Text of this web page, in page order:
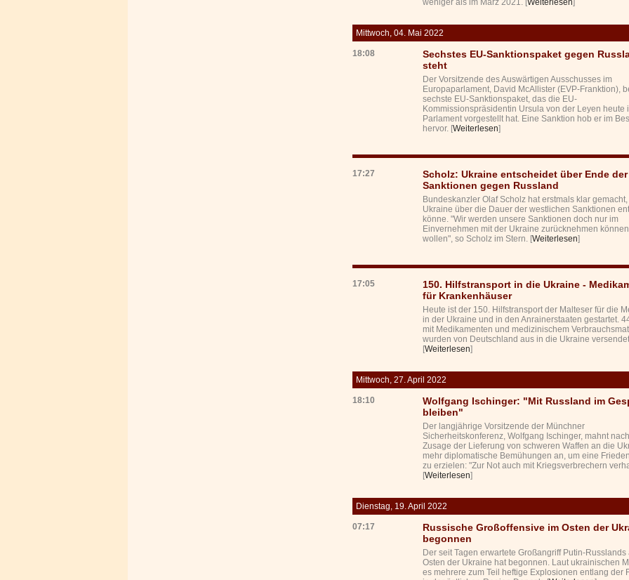
weniger als im März 2021. [ Weiterlesen
Mittwoch, 04. Mai 2022
18:08
Sechstes EU-Sanktionspaket gegen
steht
Der Vorsitzende des Auswärtigen Ausschusses im
Europaparlament, David McAllister (EVP-Franktion),
sechste EU-Sanktionspaket, das die EU-
Kommissionspräsidentin Ursula von der Leyen heute
Parlament vorgestellt hat. Eine Sanktion hob er im
hervor. [Weiterlesen]
17:27
Scholz: Ukraine entscheidet über Ende der
Sanktionen gegen Russland
Bundeskanzler Olaf Scholz hat erstmals klar
Ukraine über die Dauer der westlichen Sanktionen
könne. "Wir werden unsere Sanktionen doch nur im
Einvernehmen mit der Ukraine zurücknehmen
wollen", so Scholz im Stern. [Weiterlesen]
17:05
150. Hilfstransport in die Ukraine -
für Krankenhäuser
Heute ist der 150. Hilfstransport der Malteser für die
in der Ukraine und in den Anrainerstaaten gestartet.
mit Medikamenten und medizinischem
wurden von Deutschland aus in die Ukraine
[Weiterlesen]
Mittwoch, 27. April 2022
18:10
Wolfgang Ischinger: "Mit Russland im
bleiben"
Der langjährige Vorsitzende der Münchner
Sicherheitskonferenz, Wolfgang Ischinger, mahnt
Zusage der Lieferung von schweren Waffen an die
mehr diplomatische Bemühungen an, um eine
zu erzielen: "Zur Not auch mit Kriegsverbrechern
[Weiterlesen]
Dienstag, 19. April 2022
07:17
Russische Großoffensive im Osten der
begonnen
Der seit Tagen erwartete Großangriff Putin-Russlands
Osten der Ukraine hat begonnen. Laut ukrainischen
es mehrere zum Teil heftige Explosionen entlang der